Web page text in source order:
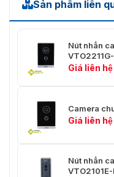
Loại thẻ
Rời khỏi Video
Sản phẩm liên
Nút nhấn
Giá liên hệ
Camera
Giá liên hệ
Nút nhấn